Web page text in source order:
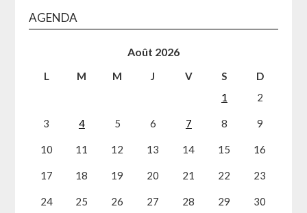
AGENDA
Août 2026
L M M J V S
D
1
2
3 4 5 6 7 8 9
10 11 12 13 14 15 16
17 18 19 20 21 22 23
24 25 26 27 28 29 30